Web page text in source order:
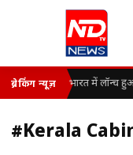
ब्रेकिंग न्यूज़ भारत में लॉन्च
#Kerala